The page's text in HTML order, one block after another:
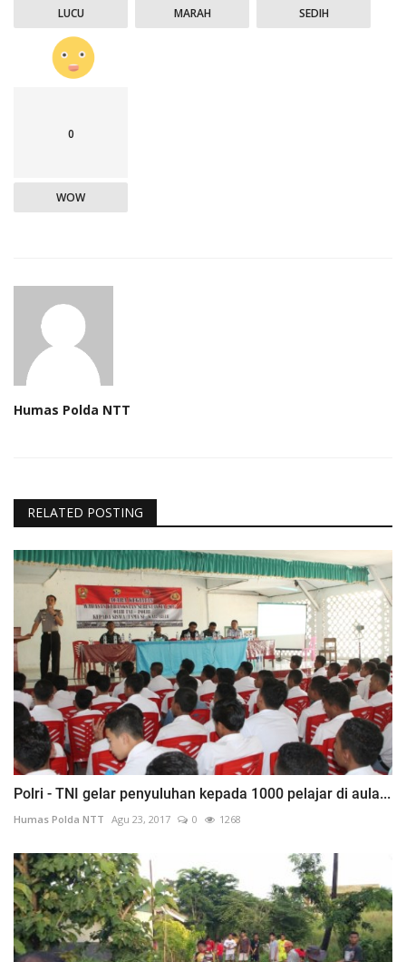
LUCU MARAH SEDIH
0
WOW
Humas Polda NTT
RELATED POSTING
Polri - TNI gelar penyuluhan kepada 1000 pelajar di aula...
Humas Polda NTT Agu 23, 2017 0 1268